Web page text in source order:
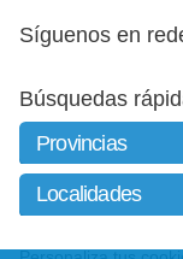
Síguenos en
Búsquedas